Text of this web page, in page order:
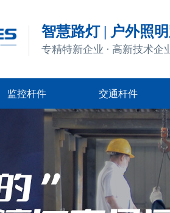
智慧路灯 | 户外照
专精特新企业 · 高新技术企
监控杆件 交通杆件